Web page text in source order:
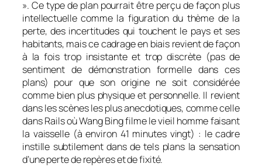
». Ce type de plan pourrait être perçu de façon plus
intellectuelle comme la figuration du thème de la
perte, des incertitudes qui touchent le pays et ses
habitants, mais ce cadrage en biais revient de façon
à la fois trop insistante et trop discrète (pas de
sentiment de démonstration formelle dans ces
plans) pour que son origine ne soit considérée
comme bien plus physique et personnelle. Il revient
dans les scènes les plus anecdotiques, comme celle
dansRailsoù Wang Bing filme le vieil homme faisant
la vaisselle (à environ 41 minutes vingt) : le cadre
instille subtilement dans de tels plans la sensation
d’une perte de repères et de fixité.